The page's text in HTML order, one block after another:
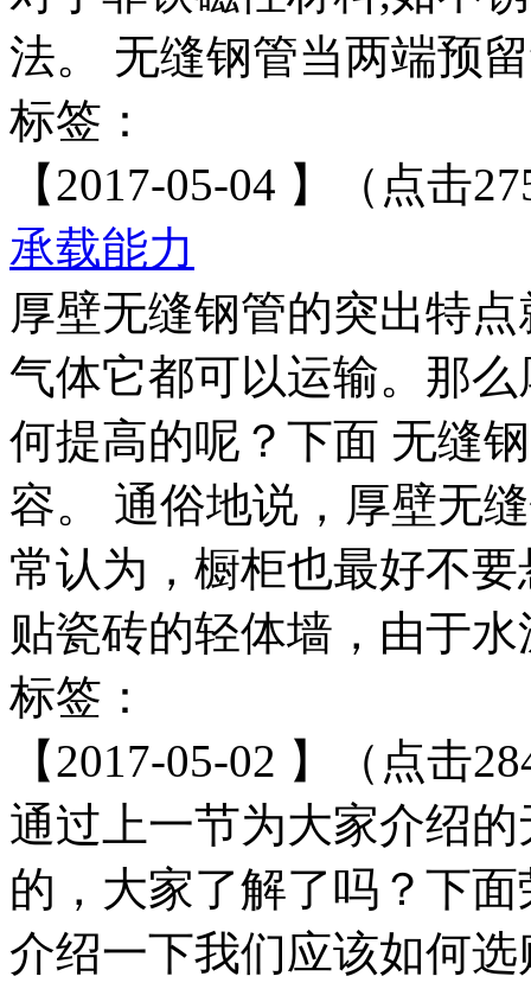
法。 无缝钢管当两端预
标签：
【2017-05-04 】（点击
承载能力
厚壁无缝钢管的突出特
气体它都可以运输。那
何提高的呢？下面 无缝
容。 通俗地说，厚壁无
常认为，橱柜也最好不
贴瓷砖的轻体墙，由于
标签：
【2017-05-02 】（点击
通过上一节为大家介绍
的，大家了解了吗？下
介绍一下我们应该如何